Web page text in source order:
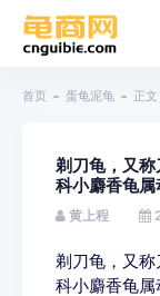
首页 蛋龟泥龟 正文
剃刀龟，又
科小麝香龟属
黄上程
剃刀龟，又
科小麝香龟属